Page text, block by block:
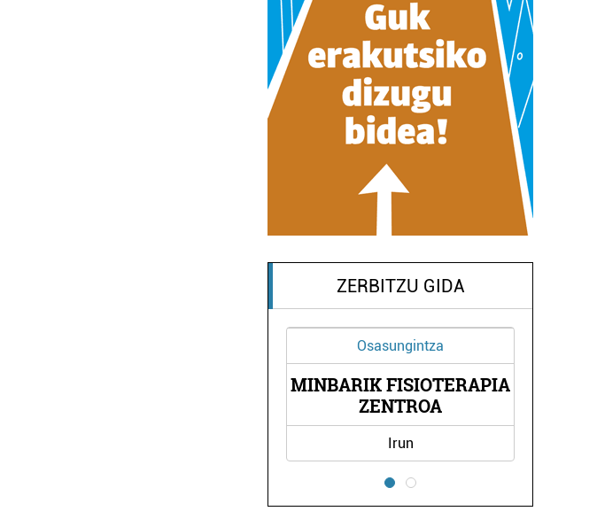
ZERBITZU GIDA
MINBARIK FISIOTERAPIA
AMI OIHALAK